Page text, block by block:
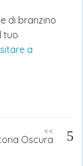
di branzino
tuo
a
<<
Oscura